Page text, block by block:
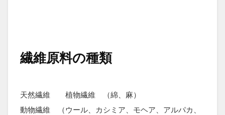
繊維原料の種類
天然繊維 植物繊維 （綿、麻）
動物繊維 （ウール、カシミア、モヘア、アルパカ、